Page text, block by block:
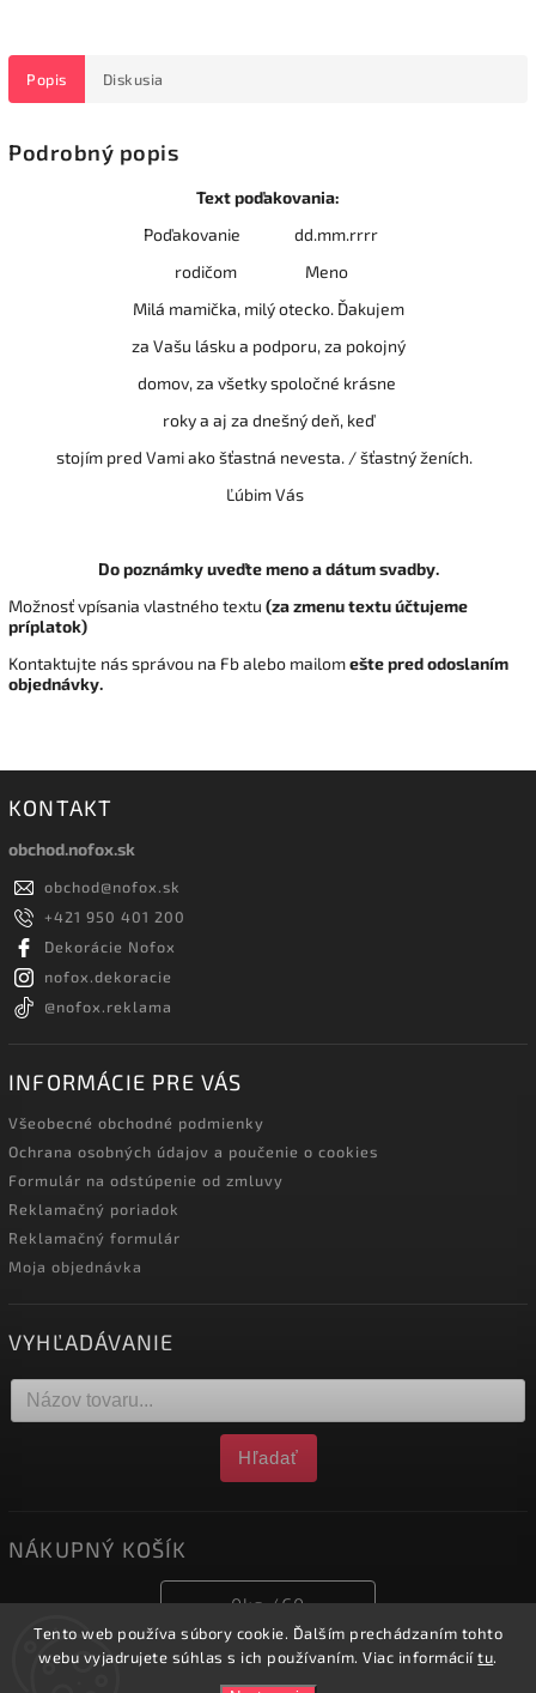
Tento web používa súbory cookie. Ďalším prechádzaním tohto
webu vyjadrujete súhlas s ich používaním. Viac informáciítu.
Popis Diskusia
Podrobný popis
Text poďakovania:
Poďakovanie dd.mm.rrrr
rodičom Meno
Milá mamička, milý otecko. Ďakujem
za Vašu lásku a podporu, za pokojný
domov, za všetky spoločné krásne
roky a aj za dnešný deň, keď
stojím pred Vami ako šťastná nevesta. / šťastný ženích.
Ľúbim Vás
Do poznámky uveďte meno a dátum svadby.
Možnosť vpísania vlastného textu (za zmenu textu účtujeme
príplatok)
Kontaktujte nás správou na Fb alebo mailomešte pred odoslaním
objednávky.
KONTAKT
obchod.nofox.sk
obchod@nofox.sk
+421 950 401 200
Dekorácie Nofox
nofox.dekoracie
@nofox.reklama
INFORMÁCIE PRE VÁS
Všeobecné obchodné podmienky
Ochrana osobných údajov a poučenie o cookies
Formulár na odstúpenie od zmluvy
Reklamačný poriadok
Reklamačný formulár
Moja objednávka
VYHĽADÁVANIE
Hľadať
NÁKUPNÝ KOŠÍK
0ks /€0
obchod.nofox.sk. Všetky práva vyhradené.